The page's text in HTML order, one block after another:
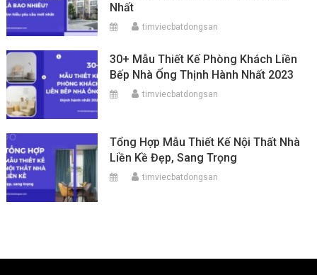
Nhất
timviecbatdongsan
30+ Mẫu Thiết Kế Phòng Khách Liền
Bếp Nhà Ống Thịnh Hành Nhất 2023
timviecbatdongsan
Tổng Hợp Mẫu Thiết Kế Nội Thất Nhà
Liền Kề Đẹp, Sang Trọng
timviecbatdongsan